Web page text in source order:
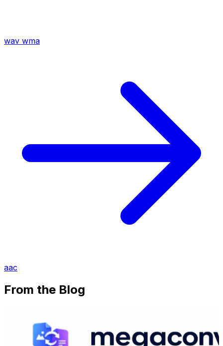
wav wma
aac
From the Blog